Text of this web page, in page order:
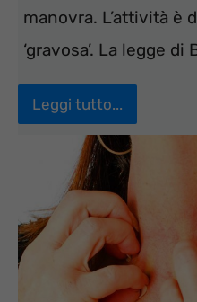
manovra. L’attività è
‘gravosa’. La legge di
Leggi tutto...